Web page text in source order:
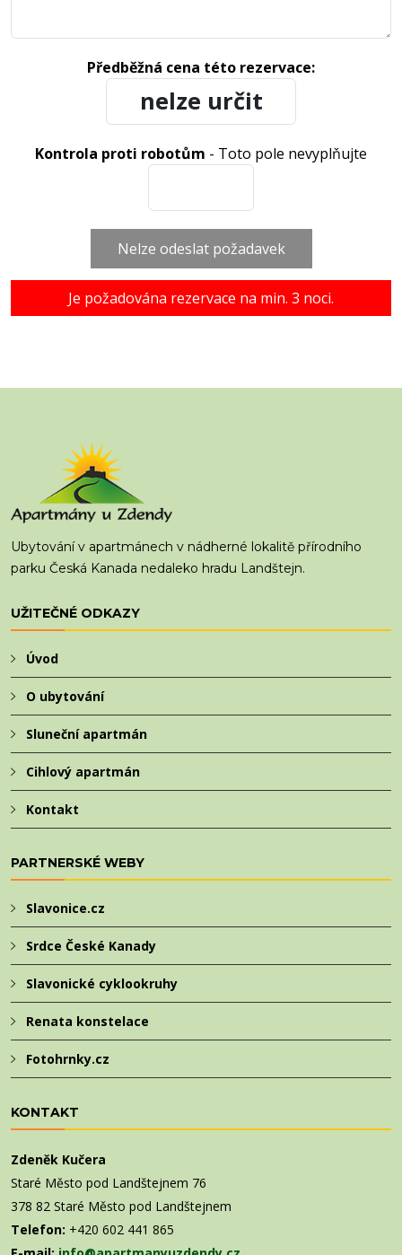
Předběžná cena této rezervace:
Kontrola proti robotům - Toto pole nevyplňujte
Nelze odeslat požadavek
Je požadována rezervace na min. 3 noci.
Ubytování v apartmánech v nádherné lokalitě přírodního
parku Česká Kanada nedaleko hradu Landštejn.
UŽITEČNÉ ODKAZY
Úvod
O ubytování
Sluneční apartmán
Cihlový apartmán
Kontakt
PARTNERSKÉ WEBY
Slavonice.cz
Srdce České Kanady
Slavonické cyklookruhy
Renata konstelace
Fotohrnky.cz
KONTAKT
Zdeněk Kučera
Staré Město pod Landštejnem 76
378 82 Staré Město pod Landštejnem
Telefon: +420 602 441 865